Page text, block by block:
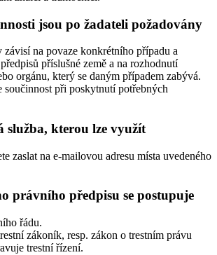
jsou po žadateli požadovány
závisí na povaze konkrétního případu a
příslušné země a na rozhodnutí
orgánu, který se daným případem zabývá.
součinnost při poskytnutí potřebných
služba, kterou lze využít
zaslat na e-mailovou adresu místa uvedeného
právního předpisu se postupuje
řádu.
zákoník, resp. zákon o trestním právu
trestní řízení.